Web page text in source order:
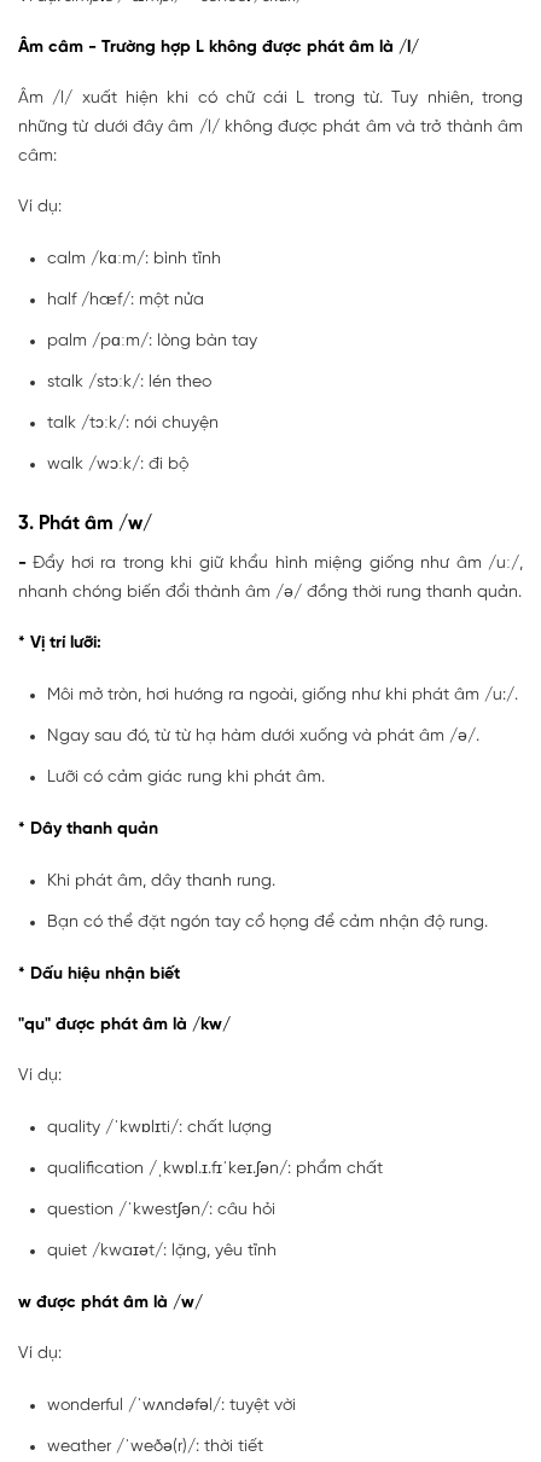
Âm câm - Trường hợp L không được phát âm là /l/
Âm /l/ xuất hiện khi có chữ cái L trong từ. Tuy nhiên, trong
những từ dưới đây âm /l/ không được phát âm và trở thành âm
câm:
Ví dụ:
calm /kɑːm/: bình tĩnh
half /hæf/: một nửa
palm /pɑːm/: lòng bàn tay
stalk /stɔːk/: lén theo
talk /tɔːk/: nói chuyện
walk /wɔːk/: đi bộ
3. Phát âm /w/
- Đẩy hơi ra trong khi giữ khẩu hình miệng giống như âm /uː/,
nhanh chóng biến đổi thành âm /ə/ đồng thời rung thanh quản.
* Vị trí lưỡi:
Môi mở tròn, hơi hướng ra ngoài, giống như khi phát âm /u:/.
Ngay sau đó, từ từ hạ hàm dưới xuống và phát âm /ə/.
Lưỡi có cảm giác rung khi phát âm.
* Dây thanh quản
Khi phát âm, dây thanh rung.
Bạn có thể đặt ngón tay cổ họng để cảm nhận độ rung.
* Dấu hiệu nhận biết
"qu" được phát âm là /kw/
Ví dụ:
quality /ˈkwɒlɪti/: chất lượng
qualification /ˌkwɒl.ɪ.fɪˈkeɪ.ʃən/: phẩm chất
question /ˈkwestʃən/: câu hỏi
quiet /kwaɪət/: lặng, yêu tĩnh
w được phát âm là /w/
Ví dụ:
wonderful /ˈwʌndəfəl/: tuyệt vời
weather /ˈweðə(r)/: thời tiết